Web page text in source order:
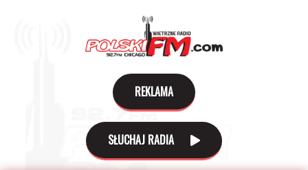
REKLAMA
SŁUCHAJ RADIA